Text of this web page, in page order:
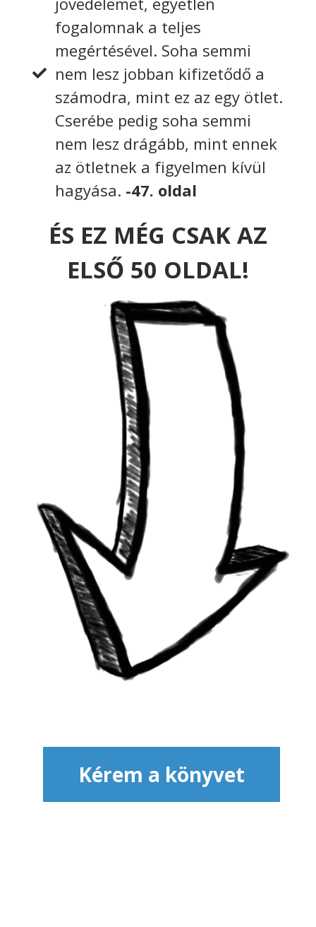
fogalomnak a teljes
megértésével. Soha semmi
nem lesz jobban kifizetődő a
számodra, mint ez az egy ötlet.
Cserébe pedig soha semmi
nem lesz drágább, mint ennek
az ötletnek a figyelmen kívül
hagyása. -47. oldal
ÉS EZ MÉG CSAK AZ
ELSŐ 50 OLDAL!
Kérem a könyvet